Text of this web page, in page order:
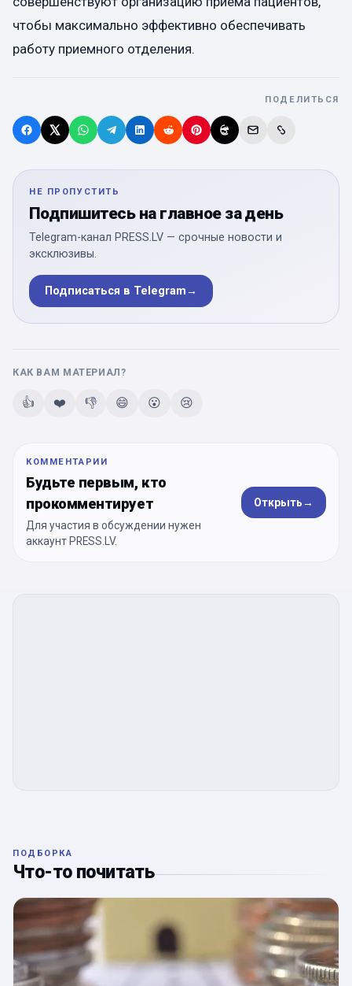
чтобы максимально эффективно обеспечивать
работу приемного отделения.
ПОДЕЛИТЬСЯ
НЕ ПРОПУСТИТЬ
Подпишитесь на главное за день
Telegram-канал PRESS.LV — срочные новости и
эксклюзивы.
Подписаться в Telegram→
КАК ВАМ МАТЕРИАЛ?
👍 ❤️ 👎 😄 😮 😢
КОММЕНТАРИИ
Будьте первым, кто
прокомментирует
Для участия в обсуждении нужен
аккаунт PRESS.LV.
Открыть→
ПОДБОРКА
Что-то почитать